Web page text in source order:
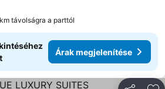
távolságra a parttól
Árak megjelenítése